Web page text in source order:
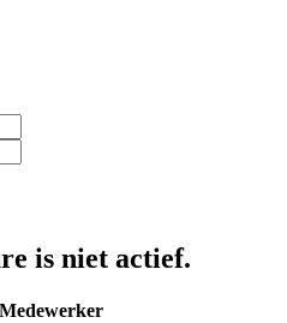
is niet actief.